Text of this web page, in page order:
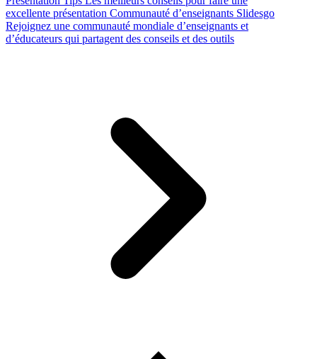
excellente présentation Communauté d’enseignants Slidesgo
Rejoignez une communauté mondiale d’enseignants et
d’éducateurs qui partagent des conseils et des outils